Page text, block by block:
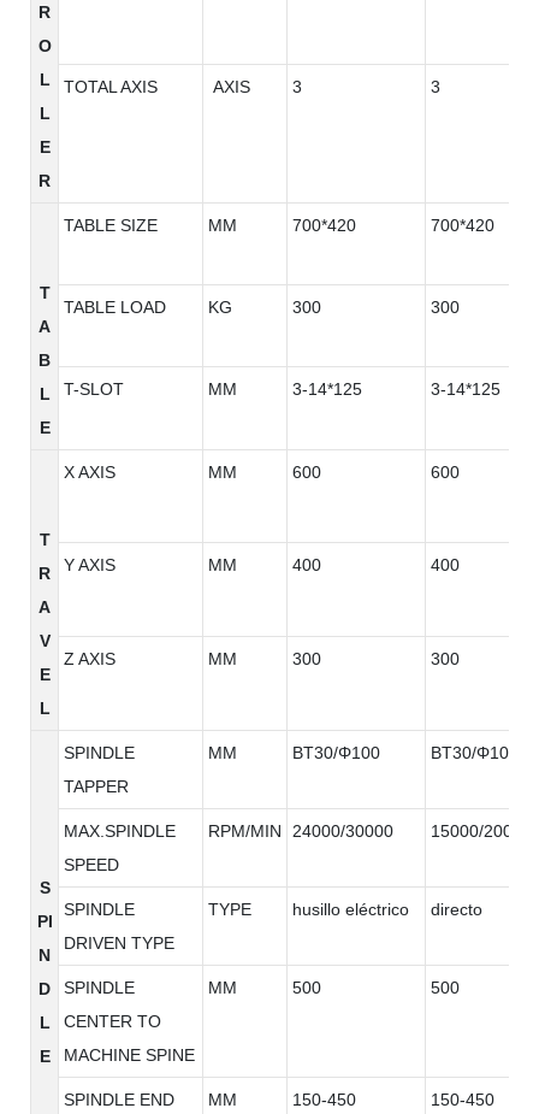
R
O
L
L
E
R
TOTAL AXIS AXIS 3 3
T
A
B
L
E
TABLE SIZE MM 700*420 700*420
TABLE LOAD KG 300 300
T-SLOT MM 3-14*125 3-14*125
T
R
A
V
E
L
X AXIS MM 600 600
Y AXIS MM 400 400
Z AXIS MM 300 300
S
PI
N
D
L
E
SPINDLE
TAPPER
MM BT30/Φ100 BT30/Φ100
MAX.SPINDLE
SPEED
RPM/MIN 24000/30000 15000/20000
SPINDLE
DRIVEN TYPE
TYPE husillo eléctrico directo
SPINDLE
CENTER TO
MACHINE SPINE
MM 500 500
SPINDLE END MM 150-450 150-450